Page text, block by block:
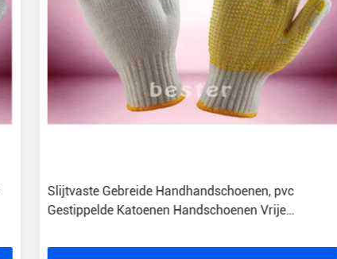
Slijtvaste Gebreide Handhandschoenen, pvc
Gestippelde Katoenen Handschoenen Vrije